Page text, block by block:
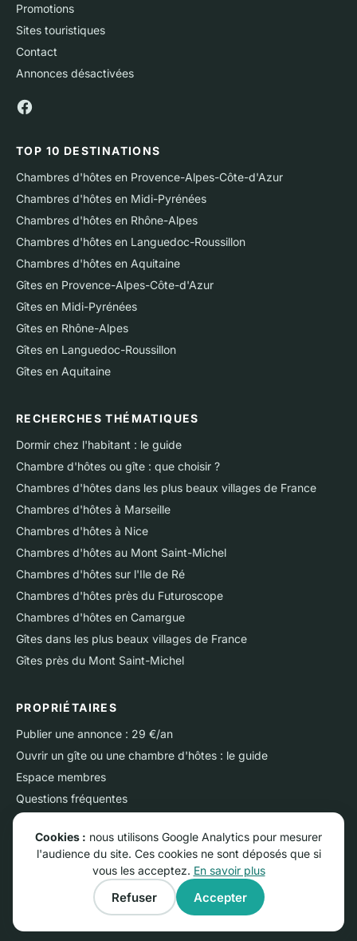
Promotions
Sites touristiques
Contact
Annonces désactivées
TOP 10 DESTINATIONS
Chambres d'hôtes en Provence-Alpes-Côte-d'Azur
Chambres d'hôtes en Midi-Pyrénées
Chambres d'hôtes en Rhône-Alpes
Chambres d'hôtes en Languedoc-Roussillon
Chambres d'hôtes en Aquitaine
Gîtes en Provence-Alpes-Côte-d'Azur
Gîtes en Midi-Pyrénées
Gîtes en Rhône-Alpes
Gîtes en Languedoc-Roussillon
Gîtes en Aquitaine
RECHERCHES THÉMATIQUES
Dormir chez l'habitant : le guide
Chambre d'hôtes ou gîte : que choisir ?
Chambres d'hôtes dans les plus beaux villages de France
Chambres d'hôtes à Marseille
Chambres d'hôtes à Nice
Chambres d'hôtes au Mont Saint-Michel
Chambres d'hôtes sur l'Ile de Ré
Chambres d'hôtes près du Futuroscope
Chambres d'hôtes en Camargue
Gîtes dans les plus beaux villages de France
Gîtes près du Mont Saint-Michel
PROPRIÉTAIRES
Publier une annonce : 29 €/an
Ouvrir un gîte ou une chambre d'hôtes : le guide
Espace membres
Questions fréquentes
Nous contacter
© RGNS Online - Tous droits réservés.
Conditions générales d'utilisation
· Mentions légales
Cookies : nous utilisons Google Analytics pour mesurer
l'audience du site. Ces cookies ne sont déposés que si
vous les acceptez. En savoir plus
Refuser Accepter